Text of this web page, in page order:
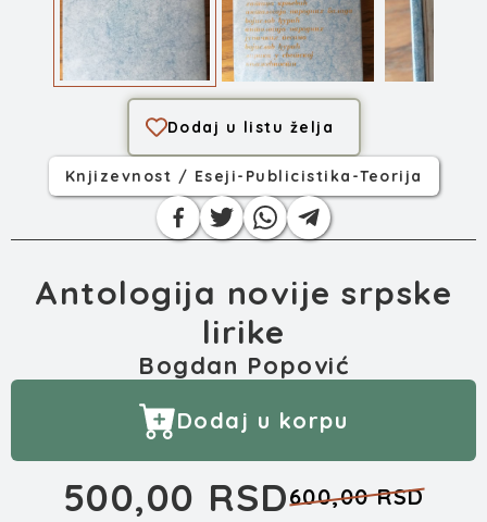
Dodaj u listu želja
Knjizevnost / Eseji-Publicistika-Teorija
Antologija novije srpske
lirike
Bogdan Popović
Dodaj u korpu
500,00 RSD600,00 RSD